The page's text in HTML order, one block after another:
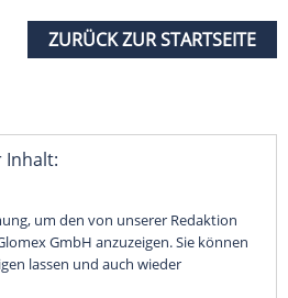
ZURÜCK ZUR STARTSEITE
Inhalt:
um den von unserer Redaktion
GmbH anzuzeigen. Sie können
lassen und auch wieder